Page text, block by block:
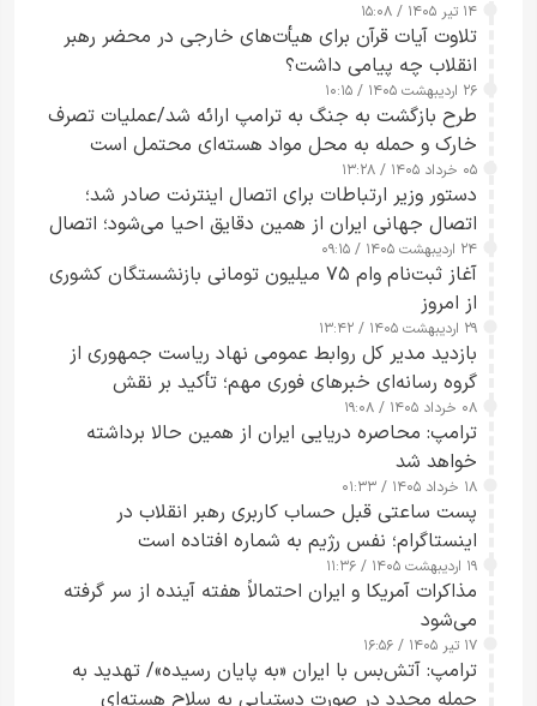
۱۴ تیر ۱۴۰۵ / ۱۵:۰۸
تلاوت آیات قرآن برای هیأت‌های خارجی در محضر رهبر
انقلاب چه پیامی داشت؟
۲۶ اردیبهشت ۱۴۰۵ / ۱۰:۱۵
طرح‌ بازگشت به جنگ به ترامپ ارائه شد/عملیات تصرف
خارک و حمله به محل مواد هسته‌ای محتمل است
۰۵ خرداد ۱۴۰۵ / ۱۳:۲۸
دستور وزیر ارتباطات برای اتصال اینترنت صادر شد؛
اتصال جهانی ایران از همین دقایق احیا می‌شود؛ اتصال
کامل مردم تا ۲۴ ساعت آینده
۲۴ اردیبهشت ۱۴۰۵ / ۰۹:۱۵
آغاز ثبت‌نام وام ۷۵ میلیون تومانی بازنشستگان کشوری
از امروز
۲۹ اردیبهشت ۱۴۰۵ / ۱۳:۴۲
بازدید مدیر کل روابط عمومی نهاد ریاست جمهوری از
گروه رسانه‌ای خبرهای فوری مهم؛ تأکید بر نقش
رسانه‌های هوشمند و مسئول در ارتقای آگاهی عمومی
۰۸ خرداد ۱۴۰۵ / ۱۹:۰۸
ترامپ: محاصره دریایی ایران از همین حالا برداشته
خواهد شد
۱۸ خرداد ۱۴۰۵ / ۰۱:۳۳
پست ساعتی قبل حساب کاربری رهبر انقلاب در
اینستاگرام؛ نفس رژیم به شماره افتاده است​
۱۹ اردیبهشت ۱۴۰۵ / ۱۱:۳۶
مذاکرات آمریکا و ایران احتمالاً هفته آینده از سر گرفته
می‌شود
۱۷ تیر ۱۴۰۵ / ۱۶:۵۶
ترامپ: آتش‌بس با ایران «به پایان رسیده»/ تهدید به
حمله مجدد در صورت دستیابی به سلاح هسته‌ای